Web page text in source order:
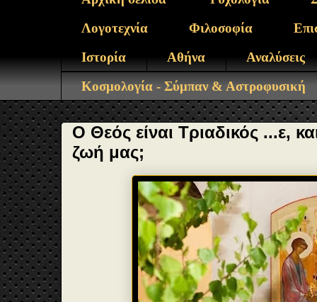
Λογοτεχνία
Φιλοσοφία
Ιστορία
Αθήνα
Αναλύσεις
Κοσμολογία - Σύμπαν & Αστροφυσική
Ο Θεός είναι Τριαδικός ...ε,
ζωή μας;